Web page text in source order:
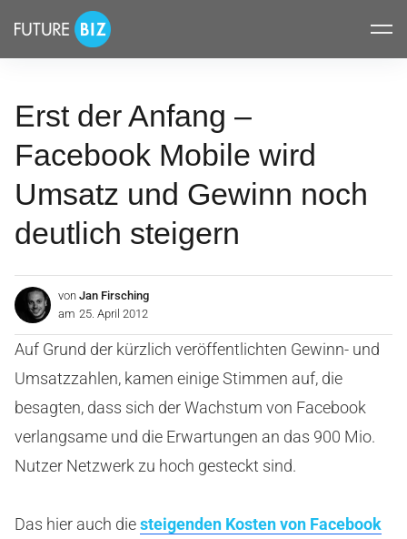
überspringen
FUTUREBIZ
Erst der Anfang –
Facebook Mobile wird
Umsatz und Gewinn noch
deutlich steigern
von Jan Firsching
am 25. April 2012
Auf Grund der kürzlich veröffentlichten Gewinn- und
Umsatzzahlen, kamen einige Stimmen auf, die
besagten, dass sich der Wachstum von Facebook
verlangsame und die Erwartungen an das 900 Mio.
Nutzer Netzwerk zu hoch gesteckt sind.
Das hier auch diesteigenden Kosten von Facebook